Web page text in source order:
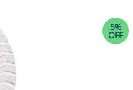
5%
OFF